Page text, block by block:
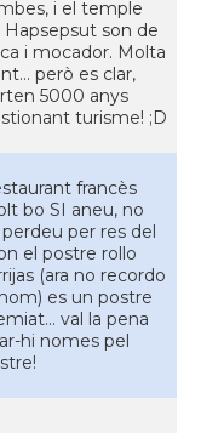
i el temple
Hapsepsut son de
i mocador. Molta
però es clar,
5000 anys
turisme! ;D
francès
bo SI aneu, no
perdeu per res del
el postre rollo
(ara no recordo
es un postre
val la pena
hi nomes pel